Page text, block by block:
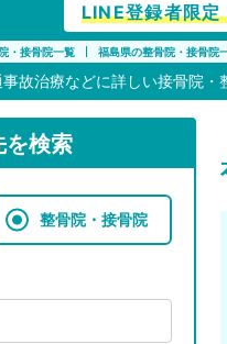
LINE登録者限定
・接骨院一覧 福島県の整骨院・接骨院
故治療などに詳しい接骨院・
を検索
整骨院・接骨院